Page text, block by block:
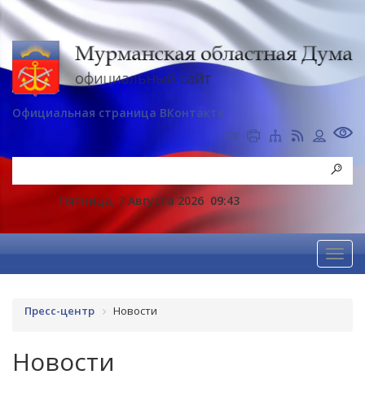
Официальная страница ВКонтакте
Пятница, 7 Августа 2026 09:43
Пресс-центр Новости
Новости